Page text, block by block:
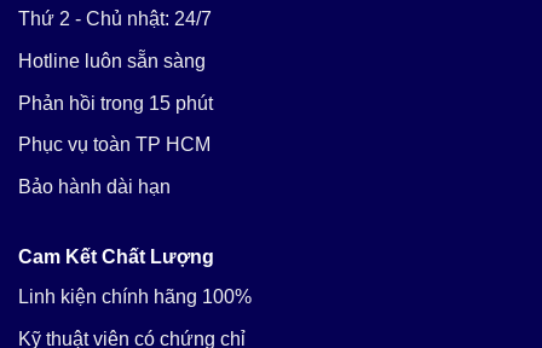
Thứ 2 - Chủ nhật: 24/7
Hotline luôn sẵn sàng
Phản hồi trong 15 phút
Phục vụ toàn TP HCM
Bảo hành dài hạn
Cam Kết Chất Lượng
Linh kiện chính hãng 100%
Kỹ thuật viên có chứng chỉ